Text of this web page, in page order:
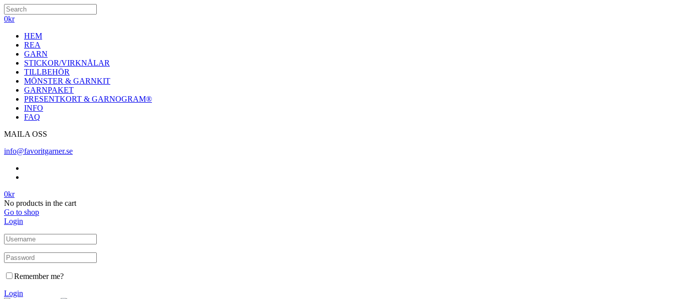
0kr
HEM
REA
GARN
STICKOR/VIRKNÅLAR
TILLBEHÖR
MÖNSTER & GARNKIT
GARNPAKET
PRESENTKORT & GARNOGRAM®
INFO
FAQ
MAILA OSS
info@favoritgarner.se
0kr
No products in the cart
Go to shop
Login
Remember me?
Login